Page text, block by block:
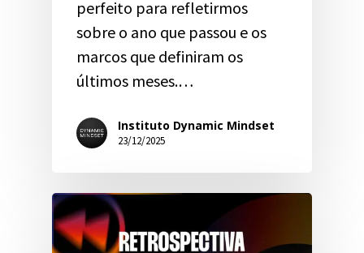
perfeito para refletirmos
sobre o ano que passou e os
marcos que definiram os
últimos meses.…
Instituto Dynamic Mindset
23/12/2025